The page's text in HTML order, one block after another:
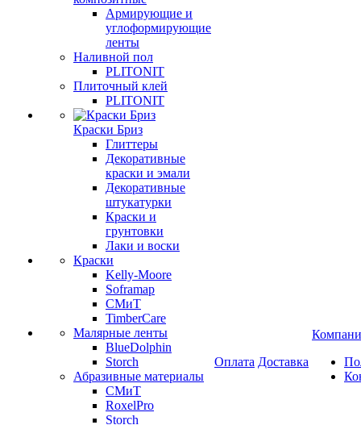
Армирующие и
углоформирующие
ленты
Наливной пол
PLITONIT
Плиточный клей
PLITONIT
Краски Бриз
Глиттеры
Декоративные
краски и эмали
Декоративные
штукатурки
Краски и
грунтовки
Лаки и воски
Краски
Kelly-Moore
Soframap
СМиТ
TimberCare
Малярные ленты
BlueDolphin
Storch
Абразивные материалы
СМиТ
RoxelPro
Storch
Оплата Доставка